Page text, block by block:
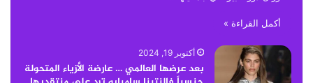
أكمل القراءة »
أكتوبر 19, 2024
بعد عرضها العالمي … عارضة الأزياء المتحولة